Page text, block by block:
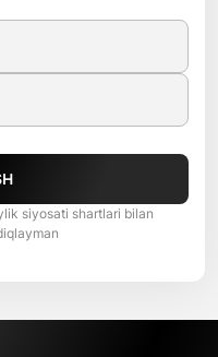
siyosati shartlari bilan